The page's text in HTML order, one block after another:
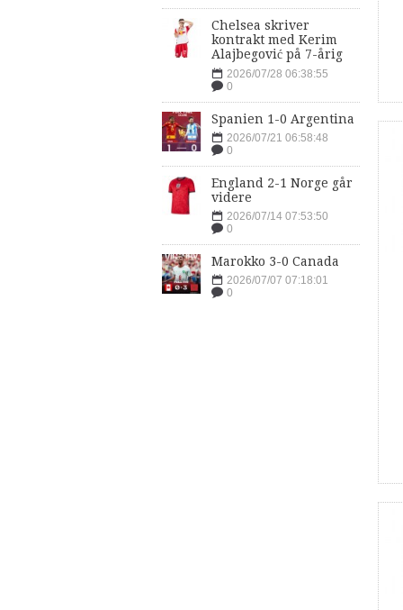
Chelsea skriver
kontrakt med Kerim
Alajbegović på 7-årig
2026/07/28 06:38:55
0
Spanien 1-0 Argentina
2026/07/21 06:58:48
0
England 2-1 Norge går
videre
2026/07/14 07:53:50
0
Marokko 3-0 Canada
2026/07/07 07:18:01
0